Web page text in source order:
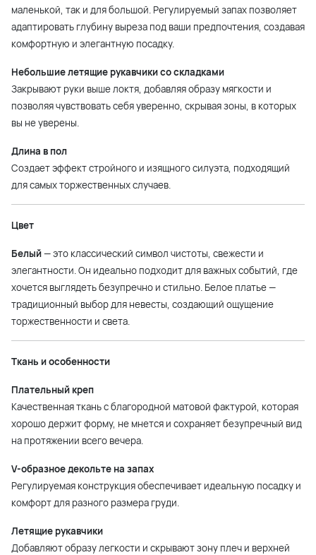
маленькой, так и для большой. Регулируемый запах позволяет
адаптировать глубину выреза под ваши предпочтения, создавая
комфортную и элегантную посадку.
Небольшие летящие рукавчики со складками
Закрывают руки выше локтя, добавляя образу мягкости и
позволяя чувствовать себя уверенно, скрывая зоны, в которых
вы не уверены.
Длина в пол
Создает эффект стройного и изящного силуэта, подходящий
для самых торжественных случаев.
Цвет
Белый— это классический символ чистоты, свежести и
элегантности. Он идеально подходит для важных событий, где
хочется выглядеть безупречно и стильно. Белое платье —
традиционный выбор для невесты, создающий ощущение
торжественности и света.
Ткань и особенности
Плательный креп
Качественная ткань с благородной матовой фактурой, которая
хорошо держит форму, не мнется и сохраняет безупречный вид
на протяжении всего вечера.
V-образное декольте на запах
Регулируемая конструкция обеспечивает идеальную посадку и
комфорт для разного размера груди.
Летящие рукавчики
Добавляют образу легкости и скрывают зону плеч и верхней